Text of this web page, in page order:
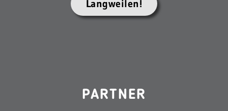
Langweilen!
PARTNER